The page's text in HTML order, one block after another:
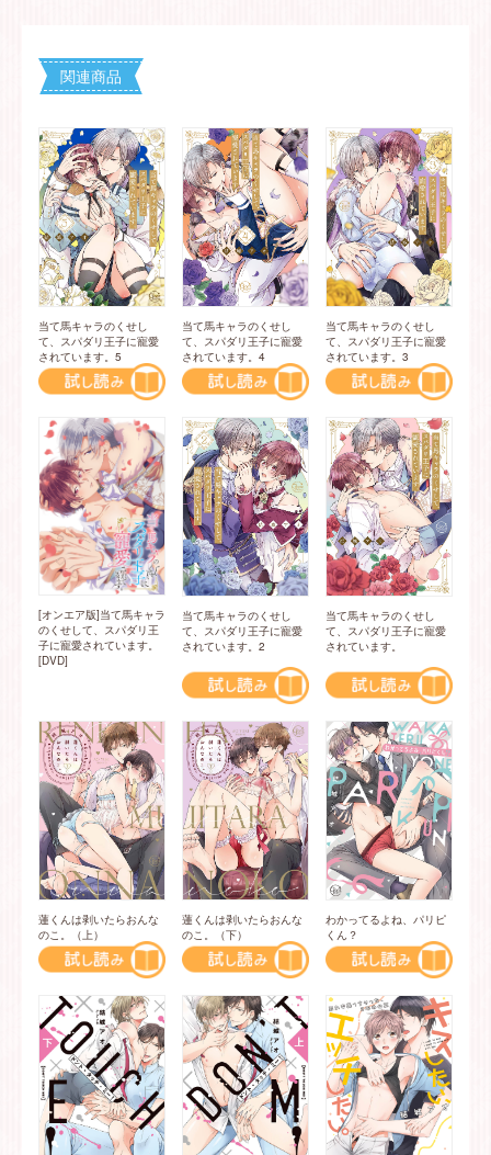
関連商品
当て馬キャラのくせし
て、スパダリ王子に寵愛
されています。5
当て馬キャラのくせし
て、スパダリ王子に寵愛
されています。4
当て馬キャラのくせし
て、スパダリ王子に寵愛
されています。3
[オンエア版]当て馬キャラ
のくせして、スパダリ王
子に寵愛されています。
[DVD]
当て馬キャラのくせし
て、スパダリ王子に寵愛
されています。2
当て馬キャラのくせし
て、スパダリ王子に寵愛
されています。
蓮くんは剥いたらおんな
のこ。（上）
蓮くんは剥いたらおんな
のこ。（下）
わかってるよね、パリピ
くん？